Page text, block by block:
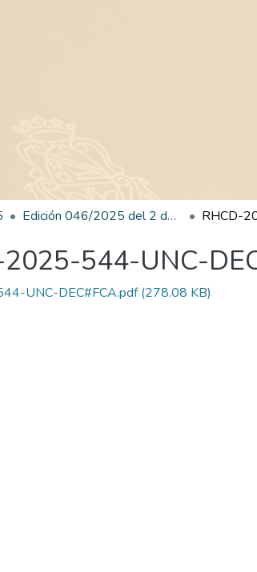
Edición 046/2025 del 2 de septiembre de 2025
544-UNC-
UNC-DEC#FCA.pdf(278.08 KB)